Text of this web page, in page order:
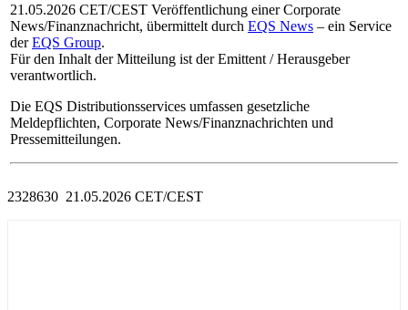
21.05.2026 CET/CEST Veröffentlichung einer Corporate
News/Finanznachricht, übermittelt durch EQS News – ein Service
derEQS Group.
Für den Inhalt der Mitteilung ist der Emittent / Herausgeber
verantwortlich.
Die EQS Distributionsservices umfassen gesetzliche
Meldepflichten, Corporate News/Finanznachrichten und
Pressemitteilungen.
2328630 21.05.2026 CET/CEST